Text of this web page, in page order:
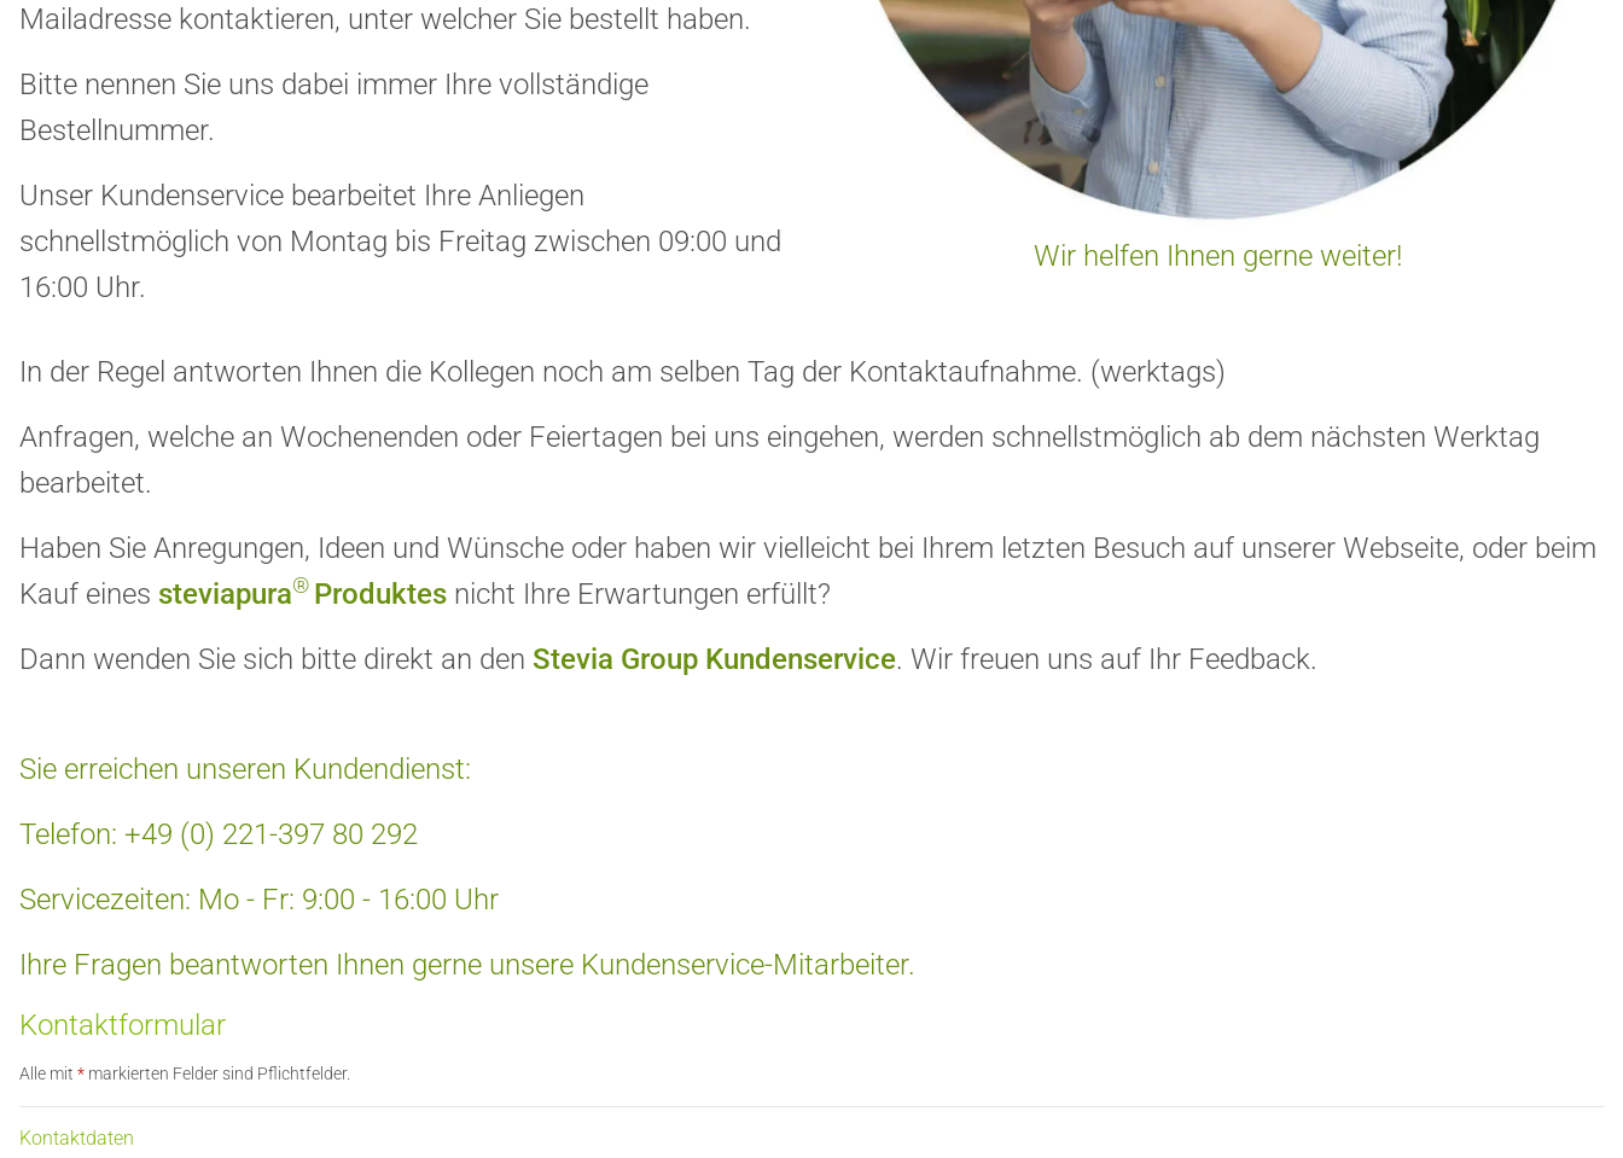
Mailadresse kontaktieren, unter welcher Sie bestellt haben.
Bitte nennen Sie uns dabei immer Ihre vollständige
Bestellnummer.
Unser Kundenservice bearbeitet Ihre Anliegen
schnellstmöglich von Montag bis Freitag zwischen 09:00 und
16:00 Uhr.
Wir helfen Ihnen gerne weiter!
In der Regel antworten Ihnen die Kollegen noch am selben Tag der Kontaktaufnahme. (werktags)
Anfragen, welche an Wochenenden oder Feiertagen bei uns eingehen, werden schnellstmöglich ab dem nächsten Werktag
bearbeitet.
Haben Sie Anregungen, Ideen und Wünsche oder haben wir vielleicht bei Ihrem letzten Besuch auf unserer Webseite, oder beim
Kauf eines steviapura® Produktes nicht Ihre Erwartungen erfüllt?
Dann wenden Sie sich bitte direkt an den Stevia Group Kundenservice. Wir freuen uns auf Ihr Feedback.
Sie erreichen unseren Kundendienst:
Telefon: +49 (0) 221-397 80 292
Servicezeiten: Mo - Fr: 9:00 - 16:00 Uhr
Ihre Fragen beantworten Ihnen gerne unsere Kundenservice-Mitarbeiter.
Kontaktformular
Alle mit * markierten Felder sind Pflichtfelder.
Kontaktdaten